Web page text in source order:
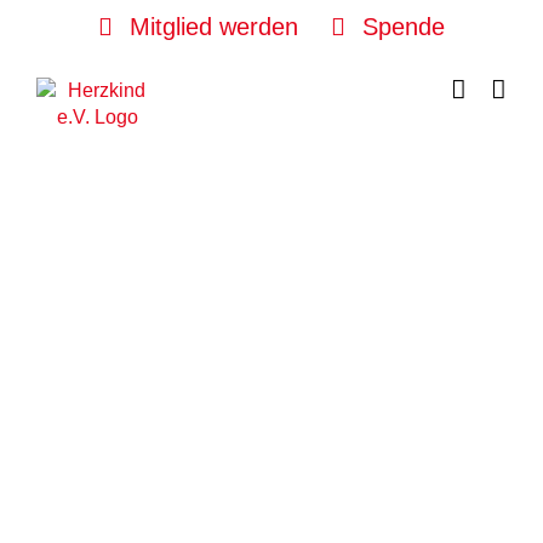
Mitglied werden Spende